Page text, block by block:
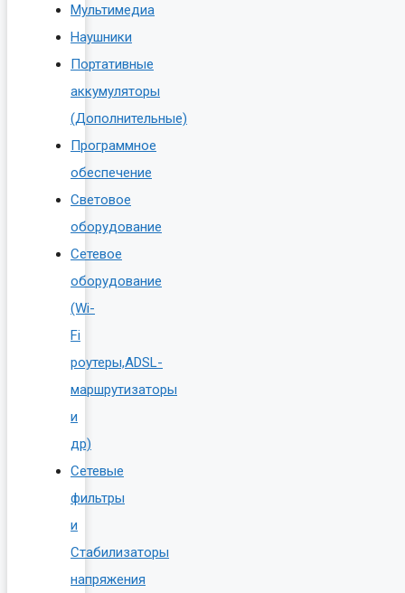
Мультимедиа
Наушники
Портативные
аккумуляторы
(Дополнительные)
Программное
обеспечение
Световое
оборудование
Сетевое
оборудование
(Wi-
Fi
роутеры,ADSL-
маршрутизаторы
и
др)
Сетевые
фильтры
и
Стабилизаторы
напряжения